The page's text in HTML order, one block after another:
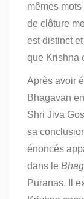
mêmes
de clôture
est distinct
que Krishna
Après avoir
Bhagavan
Shri Jiva
sa
énoncés
dans le
Puranas. Il